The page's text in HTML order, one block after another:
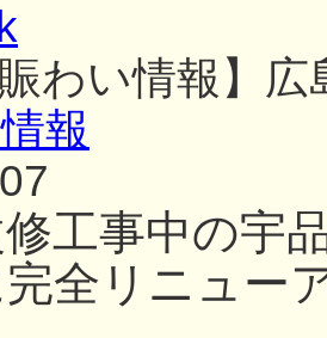
賑わい情報】
報
工事中の宇
全リニュー